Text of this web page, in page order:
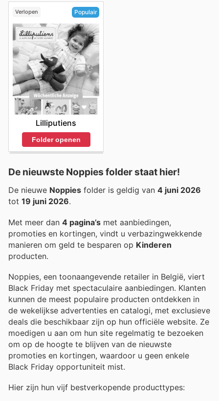
Verlopen Populair
Lilliputiens
Folder openen
De nieuwste Noppies folder staat hier!
De nieuwe Noppies folder is geldig van 4 juni 2026
tot 19 juni 2026.
Met meer dan 4 pagina’s met aanbiedingen,
promoties en kortingen, vindt u verbazingwekkende
manieren om geld te besparen op Kinderen
producten.
Noppies, een toonaangevende retailer in België, viert
Black Friday met spectaculaire aanbiedingen. Klanten
kunnen de meest populaire producten ontdekken in
de wekelijkse advertenties en catalogi, met exclusieve
deals die beschikbaar zijn op hun officiële website. Ze
moedigen u aan om hun site regelmatig te bezoeken
om op de hoogte te blijven van de nieuwste
promoties en kortingen, waardoor u geen enkele
Black Friday opportuniteit mist.
Hier zijn hun vijf bestverkopende producttypes: